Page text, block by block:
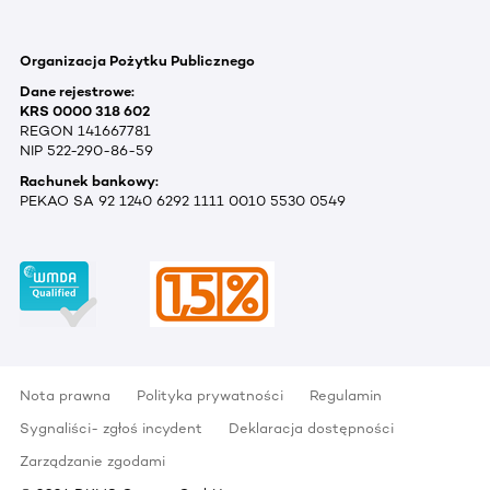
Organizacja Pożytku Publicznego
Dane rejestrowe:
KRS 0000 318 602
REGON 141667781
NIP 522-290-86-59
Rachunek bankowy:
PEKAO SA 92 1240 6292 1111 0010 5530 0549
Nota prawna Polityka prywatności
Regulamin
Sygnaliści- zgłoś incydent
Deklaracja dostępności
Zarządzanie zgodami